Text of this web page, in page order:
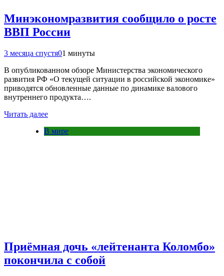
Минэкономразвития сообщило о росте
ВВП России
3 месяца спустя01 минуты
В опубликованном обзоре Министерства экономического
развития РФ «О текущей ситуации в российской экономике»
приводятся обновленные данные по динамике валового
внутреннего продукта….
Читать далее
В мире
Приёмная дочь «лейтенанта Коломбо»
покончила с собой